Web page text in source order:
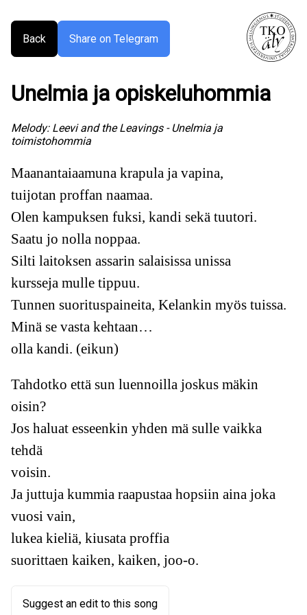
Back Share on Telegram
Unelmia ja opiskeluhommia
Melody: Leevi and the Leavings - Unelmia ja
toimistohommia
Maanantaiaamuna krapula ja vapina,
tuijotan proffan naamaa.
Olen kampuksen fuksi, kandi sekä tuutori.
Saatu jo nolla noppaa.
Silti laitoksen assarin salaisissa unissa
kursseja mulle tippuu.
Tunnen suorituspaineita, Kelankin myös tuissa.
Minä se vasta kehtaan…
olla kandi. (eikun)
Tahdotko että sun luennoilla joskus mäkin
oisin?
Jos haluat esseenkin yhden mä sulle vaikka
tehdä
voisin.
Ja juttuja kummia raapustaa hopsiin aina joka
vuosi vain,
lukea kieliä, kiusata proffia
suorittaen kaiken, kaiken, joo-o.
Suggest an edit to this song